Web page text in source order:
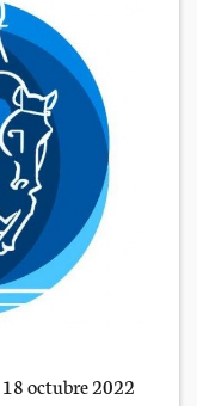
18 octubre 2022